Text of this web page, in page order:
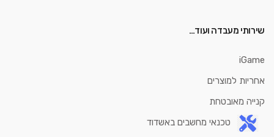
שירותי מעבדה ועוד…
iGame
אחריות למוצרים
קנייה מאובטחת
טכנאי מחשבים באשדוד